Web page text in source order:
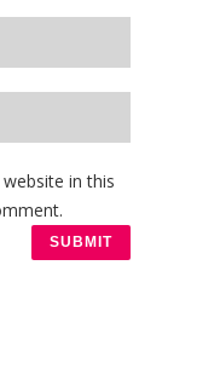
in this